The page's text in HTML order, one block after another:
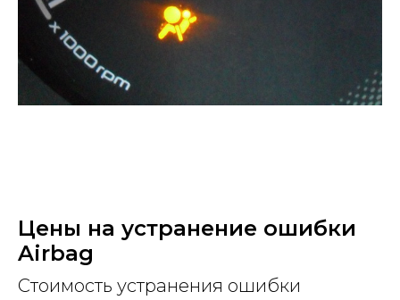
Цены на устранение ошибки
Airbag
Стоимость устранения ошибки